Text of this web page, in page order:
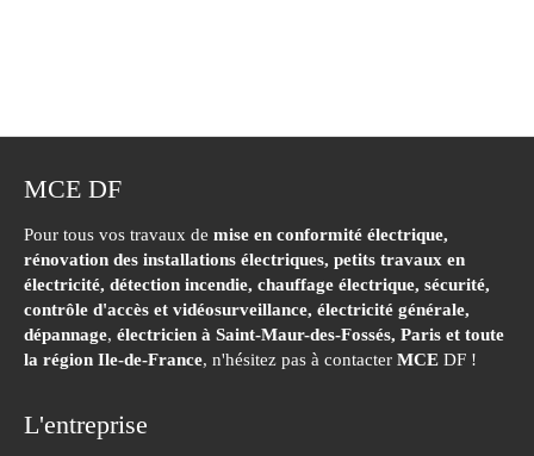
MCE DF
Pour tous vos travaux de mise en conformité électrique,
rénovation des installations électriques, petits travaux en
électricité, détection incendie, chauffage électrique, sécurité,
contrôle d'accès et vidéosurveillance, électricité générale,
dépannage, électricien à Saint-Maur-des-Fossés, Paris et toute
la région Ile-de-France, n'hésitez pas à contacter MCE DF !
L'entreprise